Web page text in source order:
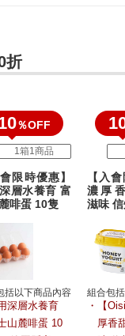
折
％OFF
1箱1商品
會限時優惠】
層水養育 富
啡蛋 10隻
括以下商品內容
深層水養育
山麓啡蛋 10
【入
濃厚
滋味
組合包
【
厚香